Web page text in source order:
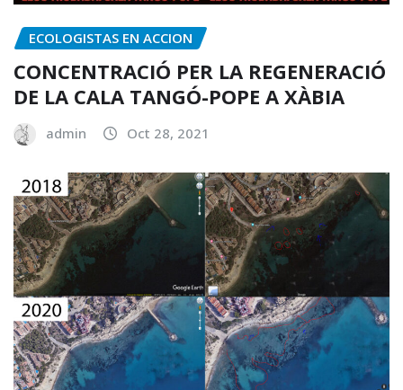
ECOLOGISTAS EN ACCION
CONCENTRACIÓ PER LA REGENERACIÓ
DE LA CALA TANGÓ-POPE A XÀBIA
admin Oct 28, 2021